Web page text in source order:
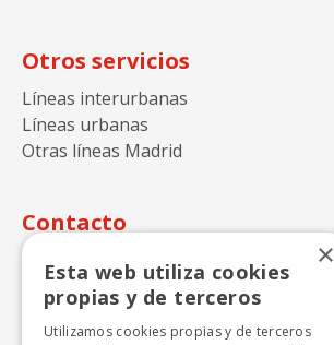
Otros servicios
Líneas interurbanas
Líneas urbanas
Otras líneas Madrid
Contacto
Autocares Julián de Castro S.A.
Calle Perdiz n.15
28270 Colmenarejo - Madrid
×
Esta web utiliza cookies
propias y de terceros
Utilizamos cookies propias y de terceros